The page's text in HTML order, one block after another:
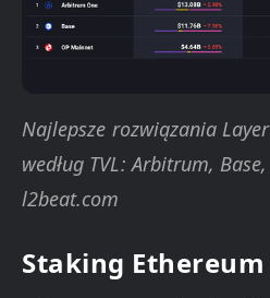
Najlepsze rozwiązania
według TVL: Arbitrum,
l2beat.com
Staking Ethereum